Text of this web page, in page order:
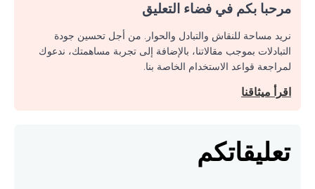
مرحبا بكم في فضاء التعليق
نريد مساحة للنقاش والتبادل والحوار. من أجل تحسين جودة
التبادلات بموجب مقالاتنا، بالإضافة إلى تجربة مساهمتك، ندعوك
لمراجعة قواعد الاستخدام الخاصة بنا.
اقرأ ميثاقنا
تعليقاتكم